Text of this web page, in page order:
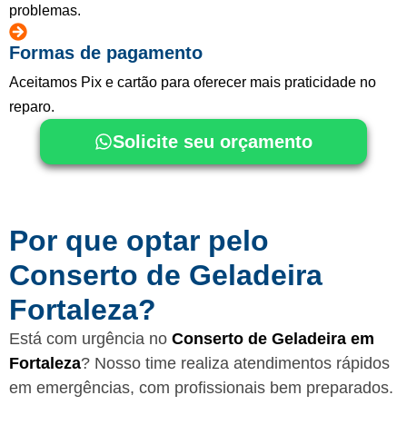
problemas.
Formas de pagamento
Aceitamos Pix e cartão para oferecer mais praticidade no
reparo.
Solicite seu orçamento
Por que optar pelo
Conserto de Geladeira
Fortaleza?
Está com urgência no Conserto de Geladeira em
Fortaleza? Nosso time realiza atendimentos rápidos
em emergências, com profissionais bem preparados.